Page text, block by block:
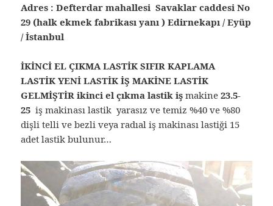
Adres : Defterdar mahallesi Savaklar caddesi No
29 (halk ekmek fabrikası yanı ) Edirnekapı / Eyüp
/ İstanbul
İKİNCİ EL ÇIKMA LASTİK SIFIR KAPLAMA
LASTİK YENİ LASTİK İŞ MAKİNE LASTİK
GELMİŞTİR ikinci el çıkma lastik işmakine 23.5-
25 iş makinası lastik yarasız ve temiz %40 ve %80
dişli telli ve bezli veya radıal iş makinası lastiği 15
adet lastik bulunur…